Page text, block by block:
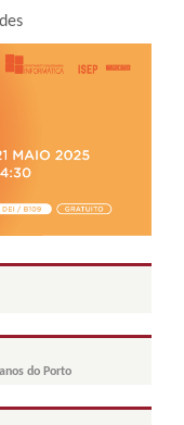
do Porto